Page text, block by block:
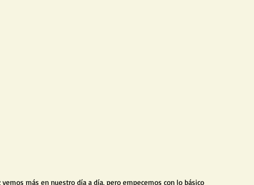
vemos más en nuestro día a día, pero empecemos con lo básico